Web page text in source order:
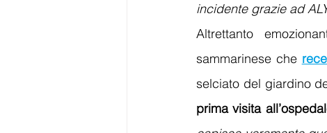
incidente grazie ad
Altrettanto
sammarinese che
selciato del giardino
prima visita